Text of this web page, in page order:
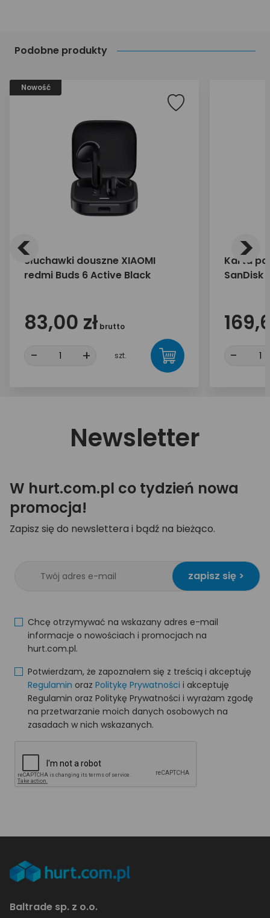
Podobne produkty
Nowość
Słuchawki douszne XIAOMI
redmi Buds 6 Active Black
83,00 zł brutto
- + szt.
Karta
SanDisk
-
< >
Newsletter
W hurt.com.pl co tydzień nowa
promocja!
Zapisz się do newslettera i bądź na bieżąco.
zapisz się >
Chcę otrzymywać na wskazany adres e-mail
informacje o nowościach i promocjach na
hurt.com.pl.
Potwierdzam, że zapoznałem się z treścią i akceptuję
Regulamin oraz Politykę Prywatności i akceptuję
Regulamin oraz Politykę Prywatności i wyrażam zgodę
na przetwarzanie moich danych osobowych na
zasadach w nich wskazanych.
Baltrade sp. z o.o.